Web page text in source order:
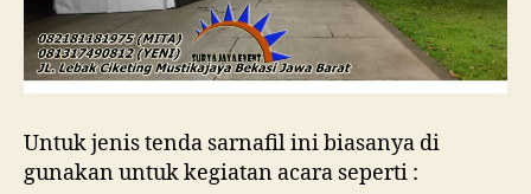
Untuk jenis tenda sarnafil ini biasanya di
gunakan untuk kegiatan acara seperti :